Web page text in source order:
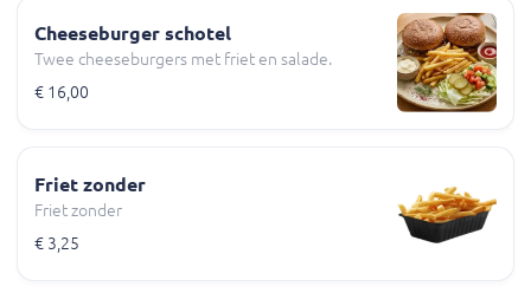
Cheeseburger schotel
Twee cheeseburgers met friet en salade.
€ 16,00
Friet zonder
Friet zonder
€ 3,25